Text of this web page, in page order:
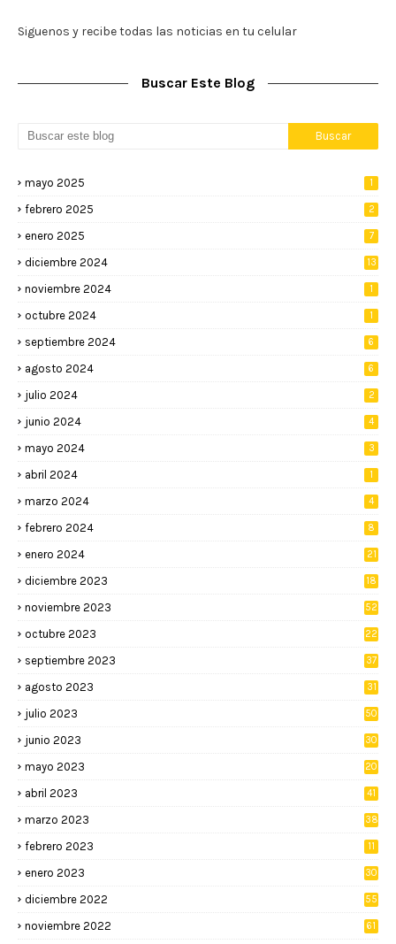
Siguenos y recibe todas las noticias en tu celular
Buscar Este Blog
mayo 2025 1
febrero 2025 2
enero 2025 7
diciembre 2024 13
noviembre 2024 1
octubre 2024 1
septiembre 2024 6
agosto 2024 6
julio 2024 2
junio 2024 4
mayo 2024 3
abril 2024 1
marzo 2024 4
febrero 2024 8
enero 2024 21
diciembre 2023 18
noviembre 2023 52
octubre 2023 22
septiembre 2023 37
agosto 2023 31
julio 2023 50
junio 2023 30
mayo 2023 20
abril 2023 41
marzo 2023 38
febrero 2023 11
enero 2023 30
diciembre 2022 55
noviembre 2022 61